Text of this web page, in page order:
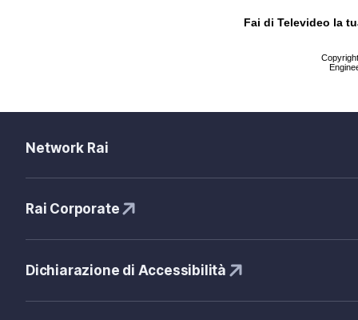
Fai di Televideo la